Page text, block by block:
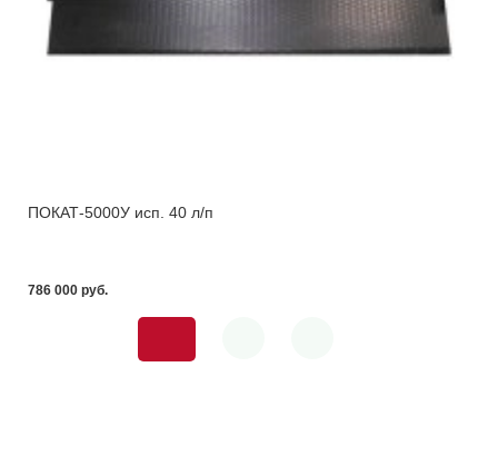
ПОКАТ-5000У исп. 40 л/п
786 000 pуб.